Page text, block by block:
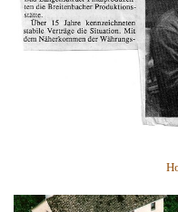
Horst Wilhelm